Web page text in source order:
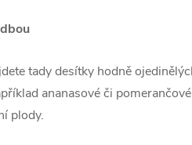
tady desítky hodně
ananasové či
plody.